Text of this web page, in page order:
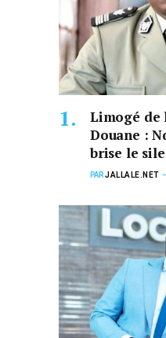
Limogé de
Douane :
brise le
PARJALLALE.NET